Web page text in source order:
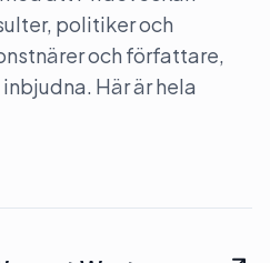
politiker och
och författare,
Här är hela